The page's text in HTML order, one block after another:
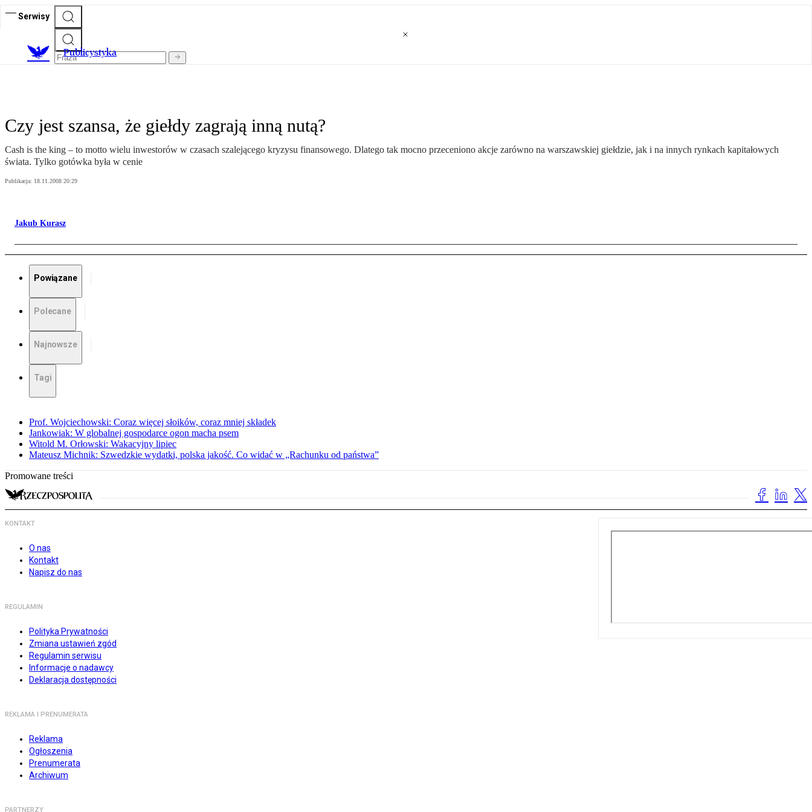
Serwisy
Publicystyka
Czy jest szansa, że giełdy zagrają inną nutą?
Cash is the king – to motto wielu inwestorów w czasach szalejącego kryzysu finansowego. Dlatego tak mocno przeceniono akcje zarówno na warszawskiej giełdzie, jak i na innych rynkach kapitałowych
świata. Tylko gotówka była w cenie
Publikacja: 18.11.2008 20:29
Jakub Kurasz
Powiązane
Polecane
Najnowsze
Tagi
Prof. Wojciechowski: Coraz więcej słoików, coraz mniej składek
Jankowiak: W globalnej gospodarce ogon macha psem
Witold M. Orłowski: Wakacyjny lipiec
Mateusz Michnik: Szwedzkie wydatki, polska jakość. Co widać w „Rachunku od państwa”
Promowane treści
KONTAKT
O nas
Kontakt
Napisz do nas
REGULAMIN
Polityka Prywatności
Zmiana ustawień zgód
Regulamin serwisu
Informacje o nadawcy
Deklaracja dostępności
REKLAMA I PRENUMERATA
Reklama
Ogłoszenia
Prenumerata
Archiwum
PARTNERZY